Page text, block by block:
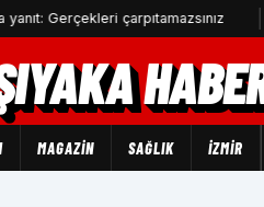
çarpıtamazsınız
MAGAZİN SAĞLIK İZMİR